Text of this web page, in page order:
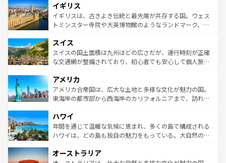
いる。シャンパンの発祥地であるランス、プロヴァンスの
香り高いラベンダー畑など、多彩な楽しみ方が可能だ。さ
らに、パリ以外の地域にも魅力が溢れており、どの街角に
れる地方に足を運ぶとそれぞれで全く異なる文化を体験で
きるだろう。 なお、新着のフランス情報はコンテンツ一覧
を参照してほしい。
顔を持つこの国は、どこを歩いても飽きることがない。ベ
ルリンの文化的活気、バイエルン州のアルプスの絶景、そ
してライン川沿いのワイン畑といった風景は必見。ビール
は、お酒好きな人にはぜひ体験してほしい。 なお、新着の
ドイツ情報はコンテンツ一覧を参照してほしい。
イギリス
イギリスは、古きよき伝統と最先端が共存する国。ウェス
トミンスター寺院や大英博物館のようなランドマーク、歴
リアごとに異なる魅力がある。また、優雅なアフタヌーン
ティー、ビール好きにはたまらない英国パブ、サッカー観
戦など、本場だからこそできる体験も豊富。イギリスを旅
ンツ一覧を参照してほしい。
スイス
スイスの国土面積は九州ほどの広さだが、運行時刻が正確
な交通網が整備されており、初心者でも安心して個人旅行
の建物がそのまま残る町や、スイスならではのユニークな
博物館もあり、アルプス観光だけでなく町歩きも満喫する
ことができる。国民の所得が高いため物価も高いが、旅行
ば市内交通費無料で観光を楽しむこともできる。 なお、新
着のスイス情報はコンテンツ一覧 を参照してほしい。
アメリカ
アメリカ合衆国は、広大な土地と多様な文化が魅力の国。
東海岸の都市部から西海岸のカリフォルニアまで、訪れる
のような巨大都市は、観光、ショッピング、エンターテイ
ンメントが詰まった刺激的なスポットだ。一方、アメリカ
西部には大自然が広がり、グランドキャニオンやイエロー
部のニューオーリンズでは、音楽と美食が融合した独特の
ハワイ
年間を通じて温暖な気候に恵まれ、多くの島で構成される
ハワイは、どの島も独自の魅力をもっている。大自然の神
ワイ島は見逃せない。また、定番の観光地といえばオアフ
オーストラリア